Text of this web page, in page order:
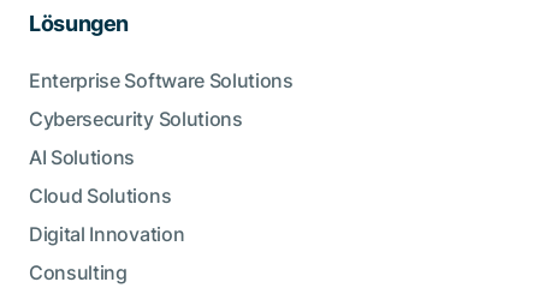
Lösungen
Enterprise Software Solutions
Cybersecurity Solutions
AI Solutions
Cloud Solutions
Digital Innovation
Consulting